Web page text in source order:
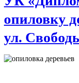
опиловку
ул.